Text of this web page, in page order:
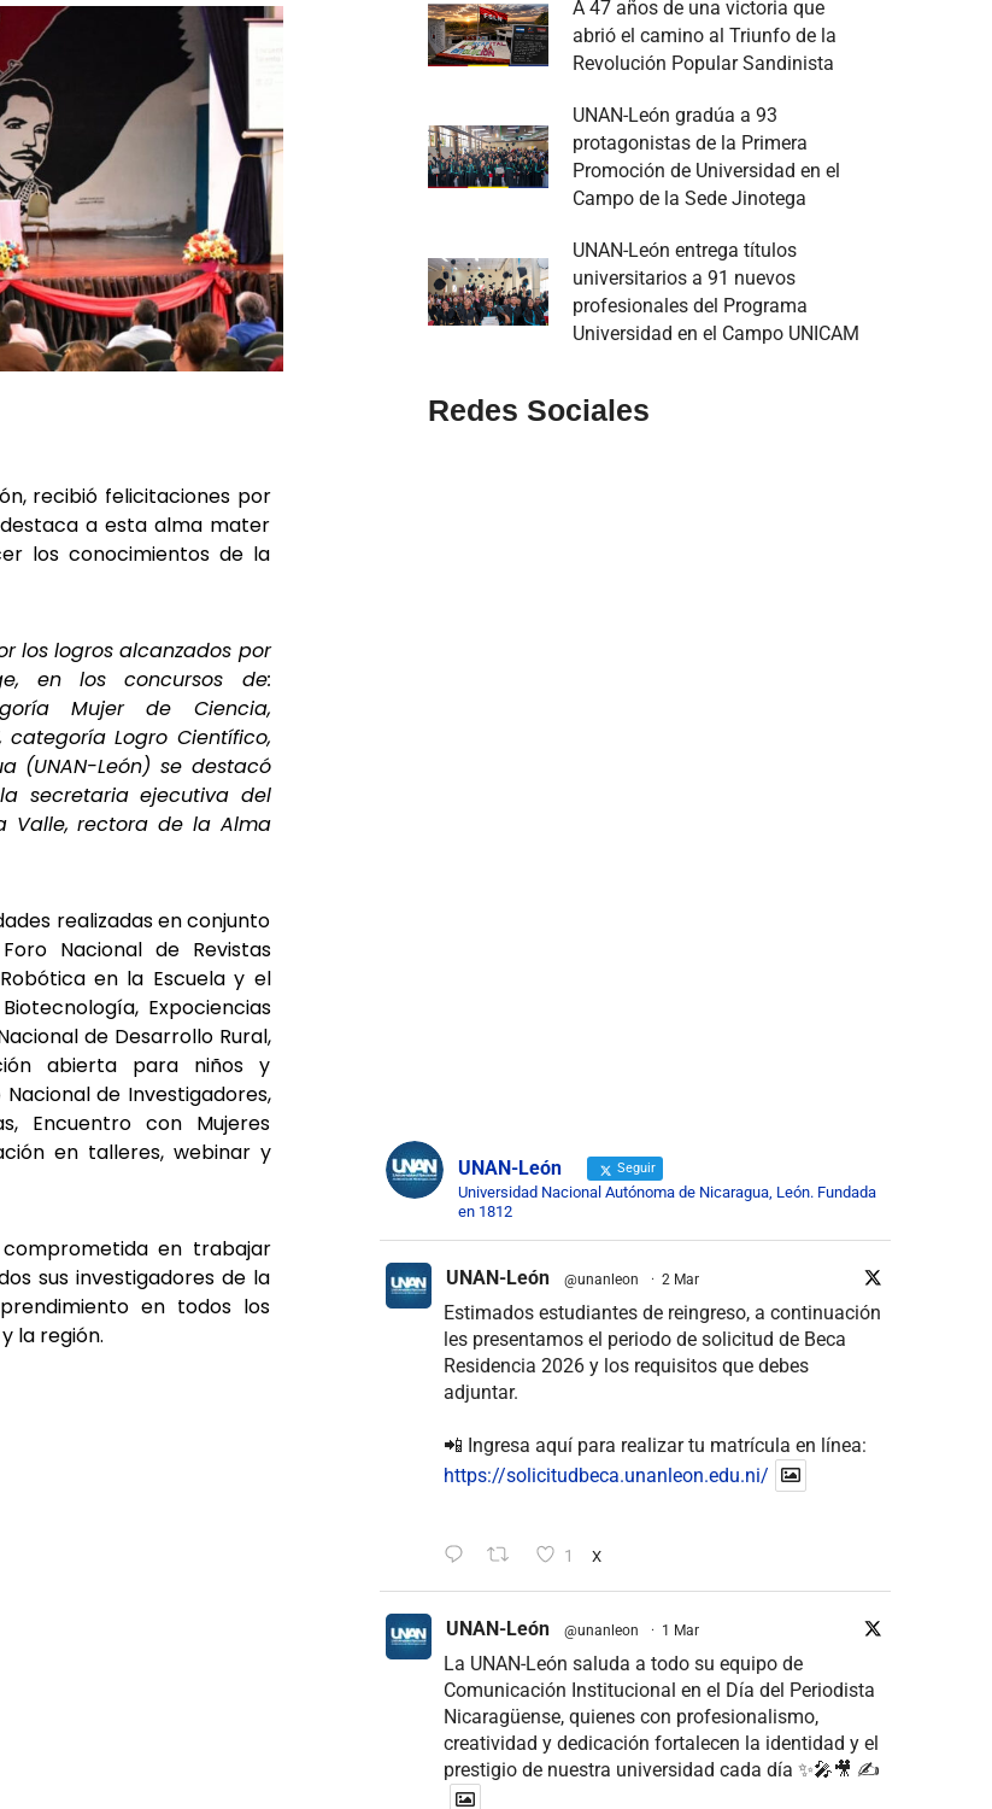
recibió felicitaciones por
a esta alma mater
los conocimientos de la
los logros alcanzados por
en los concursos de:
Mujer de Ciencia,
categoría Logro Científico,
(UNAN-León) se destacó
secretaria ejecutiva del
Valle, rectora de la Alma
realizadas en conjunto
Nacional de Revistas
en la Escuela y el
Expociencias
de Desarrollo Rural,
abierta para niños y
de Investigadores,
Encuentro con Mujeres
en talleres, webinar y
en trabajar
sus investigadores de la
en todos los
la región.
A 47 años de una victoria que
abrió el camino al Triunfo de la
Revolución Popular Sandinista
UNAN-León gradúa a 93
protagonistas de la Primera
Promoción de Universidad en el
Campo de la Sede Jinotega
UNAN-León entrega títulos
universitarios a 91 nuevos
profesionales del Programa
Universidad en el Campo UNICAM
Redes Sociales
UNAN-León Seguir
Universidad Nacional Autónoma de Nicaragua, León. Fundada
en 1812
UNAN-León @unanleon · 2 Mar
Estimados estudiantes de reingreso, a continuación
les presentamos el periodo de solicitud de Beca
Residencia 2026 y los requisitos que debes
adjuntar.
📲 Ingresa aquí para realizar tu matrícula en línea:
https://solicitudbeca.unanleon.edu.ni/
1 X
UNAN-León @unanleon · 1 Mar
La UNAN-León saluda a todo su equipo de
Comunicación Institucional en el Día del Periodista
Nicaragüense, quienes con profesionalismo,
creatividad y dedicación fortalecen la identidad y el
prestigio de nuestra universidad cada día ✨🎤🎥 ✍